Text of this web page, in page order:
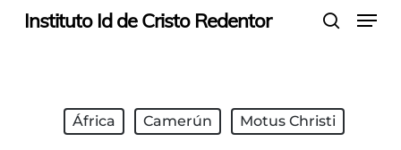
SkipInstituto Id de Cristo Redentor Menu
África Camerún Motus Christi